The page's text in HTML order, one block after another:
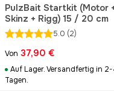
PulzBait Startkit (Motor
Skinz + Rigg) 15 / 20 cm
5.0 (2)
Von 37,90 €
Auf Lager. Versandfertig in
Tagen.